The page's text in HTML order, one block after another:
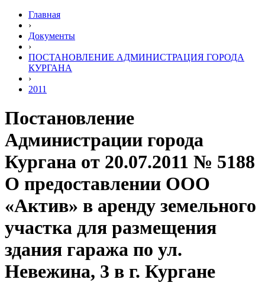
Главная
›
Документы
›
ПОСТАНОВЛЕНИЕ АДМИНИСТРАЦИЯ ГОРОДА
КУРГАНА
›
2011
Постановление
Администрации города
Кургана от 20.07.2011 № 5188
О предоставлении ООО
«Актив» в аренду земельного
участка для размещения
здания гаража по ул.
Невежина, 3 в г. Кургане